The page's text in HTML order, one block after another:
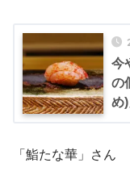
今
の
め)
「鮨たな華」さん